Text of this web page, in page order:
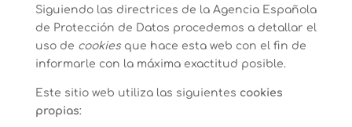
Siguiendo las directrices de la Agencia Española
de Protección de Datos procedemos a detallar el
uso de cookiesque hace esta web con el fin de
informarle con la máxima exactitud posible.
Este sitio web utiliza las siguientes cookies
propias: